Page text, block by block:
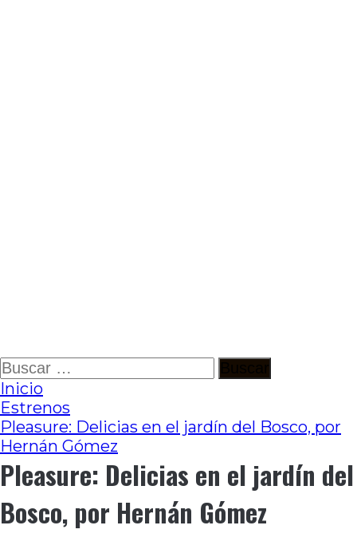
Ir
al
contenido
Buscar:
Inicio
Estrenos
Pleasure: Delicias en el jardín del Bosco, por
Hernán Gómez
Pleasure: Delicias en el jardín del
Bosco, por Hernán Gómez